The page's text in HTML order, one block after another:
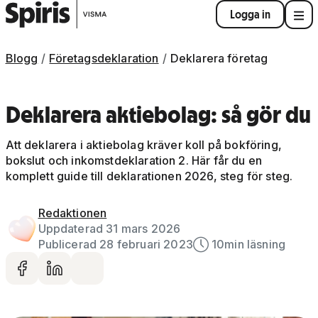
Logga in
Blogg Företagsdeklaration Deklarera företag
Deklarera aktiebolag: så gör du
Att deklarera i aktiebolag kräver koll på bokföring,
bokslut och inkomstdeklaration 2. Här får du en
komplett guide till deklarationen 2026, steg för steg.
Redaktionen
Uppdaterad 31 mars 2026
Publicerad 28 februari 2023
10min läsning
Dela på facebook
Dela på LinkedIn